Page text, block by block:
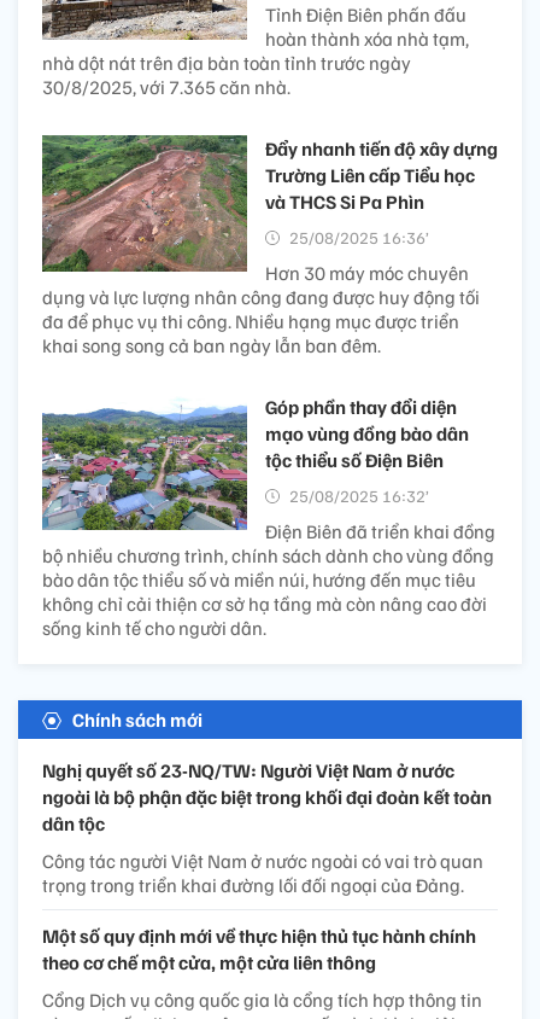
Tỉnh Điện Biên phấn đấu
hoàn thành xóa nhà tạm,
nhà dột nát trên địa bàn toàn tỉnh trước ngày
30/8/2025, với 7.365 căn nhà.
Đẩy nhanh tiến độ xây dựng
Trường Liên cấp Tiểu học
và THCS Si Pa Phìn
25/08/2025 16:36’
Hơn 30 máy móc chuyên
dụng và lực lượng nhân công đang được huy động tối
đa để phục vụ thi công. Nhiều hạng mục được triển
khai song song cả ban ngày lẫn ban đêm.
Góp phần thay đổi diện
mạo vùng đồng bào dân
tộc thiểu số Điện Biên
25/08/2025 16:32’
Điện Biên đã triển khai đồng
bộ nhiều chương trình, chính sách dành cho vùng đồng
bào dân tộc thiểu số và miền núi, hướng đến mục tiêu
không chỉ cải thiện cơ sở hạ tầng mà còn nâng cao đời
sống kinh tế cho người dân.
Chính sách mới
Nghị quyết số 23-NQ/TW: Người Việt Nam ở nước
ngoài là bộ phận đặc biệt trong khối đại đoàn kết toàn
dân tộc
Công tác người Việt Nam ở nước ngoài có vai trò quan
trọng trong triển khai đường lối đối ngoại của Đảng.
Một số quy định mới về thực hiện thủ tục hành chính
theo cơ chế một cửa, một cửa liên thông
Cổng Dịch vụ công quốc gia là cổng tích hợp thông tin